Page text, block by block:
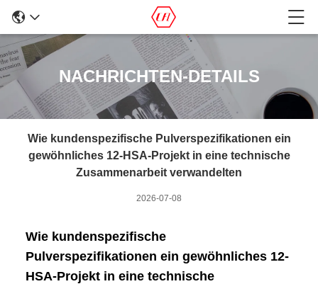
NACHRICHTEN-DETAILS
Wie kundenspezifische Pulverspezifikationen ein
gewöhnliches 12-HSA-Projekt in eine technische
Zusammenarbeit verwandelten
2026-07-08
Wie kundenspezifische
Pulverspezifikationen ein gewöhnliches 12-
HSA-Projekt in eine technische